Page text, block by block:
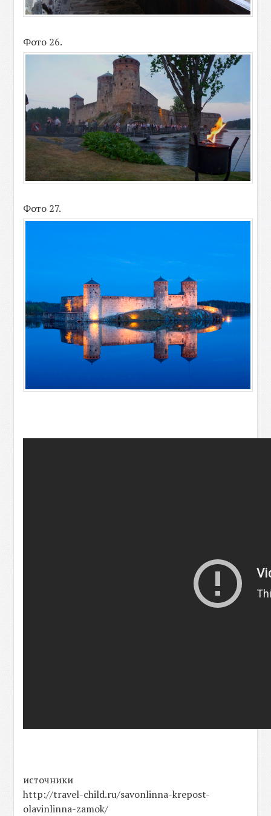
Фото 26.
Фото 27.
источники
http://travel-child.ru/savonlinna-krepost-
olavinlinna-zamok/